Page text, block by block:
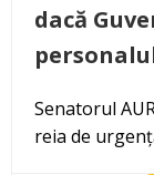
dacă
Senatorul
reia de